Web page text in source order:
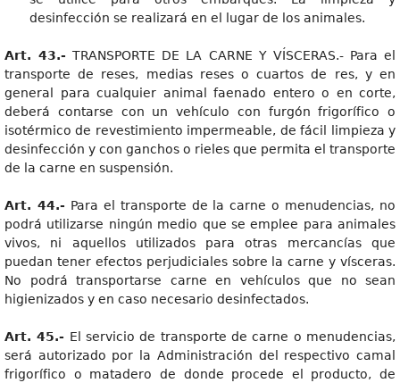
desinfección se realizará en el lugar de los animales.
Art. 43.- TRANSPORTE DE LA CARNE Y VÍSCERAS.- Para el
transporte de reses, medias reses o cuartos de res, y en
general para cualquier animal faenado entero o en corte,
deberá contarse con un vehículo con furgón frigorífico o
isotérmico de revestimiento impermeable, de fácil limpieza y
desinfección y con ganchos o rieles que permita el transporte
de la carne en suspensión.
Art. 44.- Para el transporte de la carne o menudencias, no
podrá utilizarse ningún medio que se emplee para animales
vivos, ni aquellos utilizados para otras mercancías que
puedan tener efectos perjudiciales sobre la carne y vísceras.
No podrá transportarse carne en vehículos que no sean
higienizados y en caso necesario desinfectados.
Art. 45.- El servicio de transporte de carne o menudencias,
será autorizado por la Administración del respectivo camal
frigorífico o matadero de donde procede el producto, de